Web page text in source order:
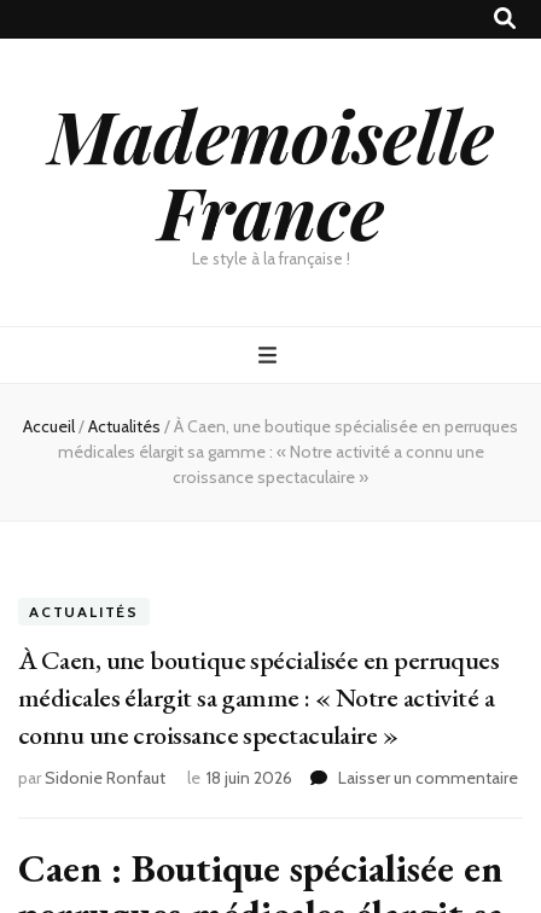
Mademoiselle
France
Le style à la française !
Accueil/Actualités /À Caen, une boutique spécialisée en perruques
médicales élargit sa gamme : « Notre activité a connu une
croissance spectaculaire »
ACTUALITÉS
À Caen, une boutique spécialisée en perruques
médicales élargit sa gamme : « Notre activité a
connu une croissance spectaculaire »
parSidonie Ronfaut le 18 juin 2026 Laisser un commentairesur
Caen : Boutique spécialisée en